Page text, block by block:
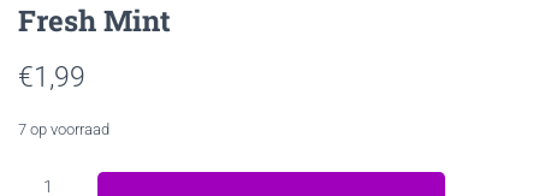
Fresh Mint
€1,99
7 op voorraad
Humble